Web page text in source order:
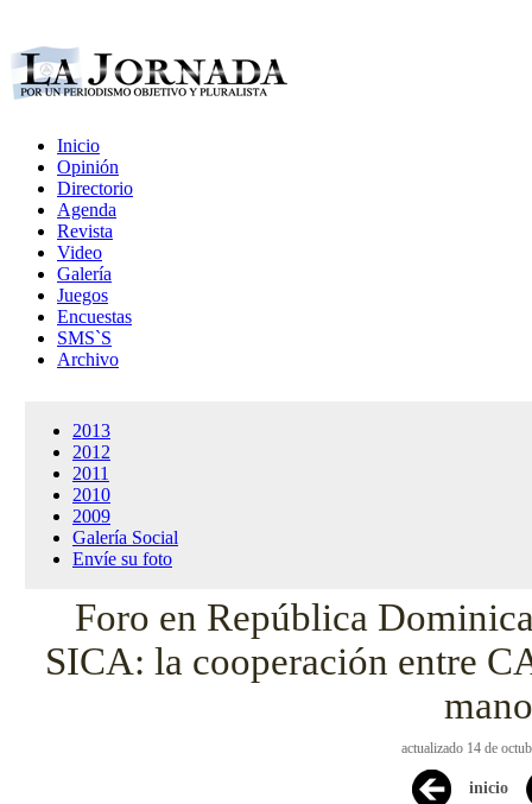
Inicio
Opinión
Directorio
Agenda
Revista
Video
Galería
Juegos
Encuestas
SMS`S
Archivo
2013
2012
2011
2010
2009
Galería Social
Envíe su foto
Foro en República
SICA: la cooperación entre
mano
actualizado 14 de
inicio